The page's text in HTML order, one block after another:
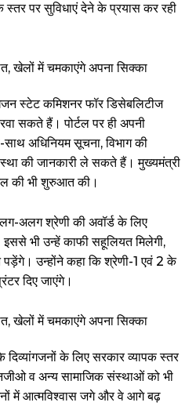
स्तर पर सुविधाएं देने के प्रयास कर रही
स्टेट कमिशनर फॉर डिसेबलिटीज
सकते हैं। पोर्टल पर ही अपनी
अधिनियम सूचना, विभाग की
की जानकारी ले सकते हैं। मुख्यमंत्री
की भी शुरुआत की।
अलग श्रेणी की अवॉर्ड के लिए
भी उन्हें काफी सहूलियत मिलेगी,
उन्होंने कहा कि श्रेणी-1 एवं 2 के
दिए जाएंगे।
दिव्यांगजनों के लिए सरकार व्यापक स्तर
व अन्य सामाजिक संस्थाओं को भी
में आत्मविश्वास जगे और वे आगे बढ़